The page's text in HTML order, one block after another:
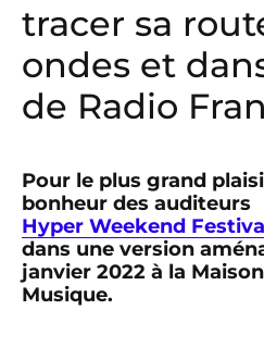
tracer sa
ondes et
de Radio
Pour le plus grand
bonheur des auditeurs
Hyper Weekend
dans une version
janvier 2022 à la
Musique.